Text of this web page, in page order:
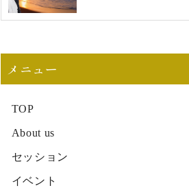
メニュー
TOP
About us
セッション
イベント